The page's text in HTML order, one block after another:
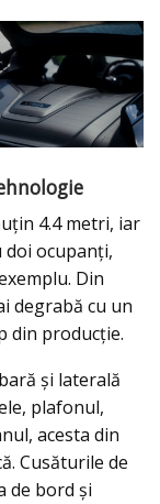
4.4 metri, iar
ocupanți,
Din
degrabă cu un
din producție.
și laterală
plafonul,
acesta din
Cusăturile de
de bord și